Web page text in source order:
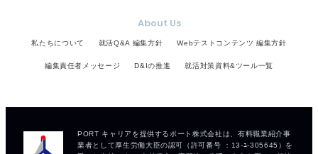
About Us
私たちについて 就活Q&A 編集方針 Webテストコンテンツ 編集方針
編集責任者メッセージ D&Iの推進 就活対策資料&ツール一覧